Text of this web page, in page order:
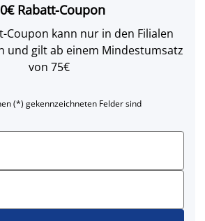
Rabatt-Coupon
Coupon kann nur in den Filialen
und gilt ab einem Mindestumsatz
von 75€
(*) gekennzeichneten Felder sind